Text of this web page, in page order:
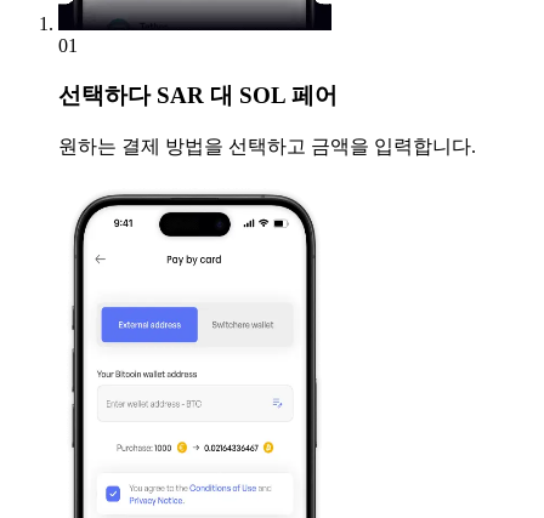
01
선택하다SAR 대 SOL 페어
원하는 결제 방법을 선택하고 금액을 입력합니다.